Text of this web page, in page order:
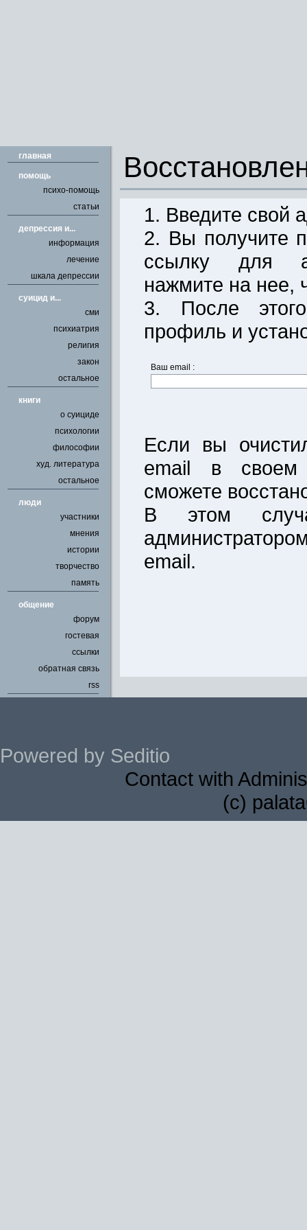
главная
помощь
психо-помощь
статьи
депрессия и...
информация
лечение
шкала депрессии
cуицид и...
сми
психиатрия
религия
закон
остальное
книги
о суициде
психологии
философии
худ. литература
остальное
люди
участники
мнения
истории
творчество
память
общение
форум
гостевая
ссылки
обратная связь
rss
1. Введите свой
2. Вы получите
ссылку для
нажмите на нее,
3. После
профиль и
Ваш email :
Если вы
email в
сможете
В этом
email.
Powered by Seditio
Contact with
(c)